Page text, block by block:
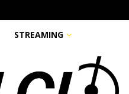
STREAMING